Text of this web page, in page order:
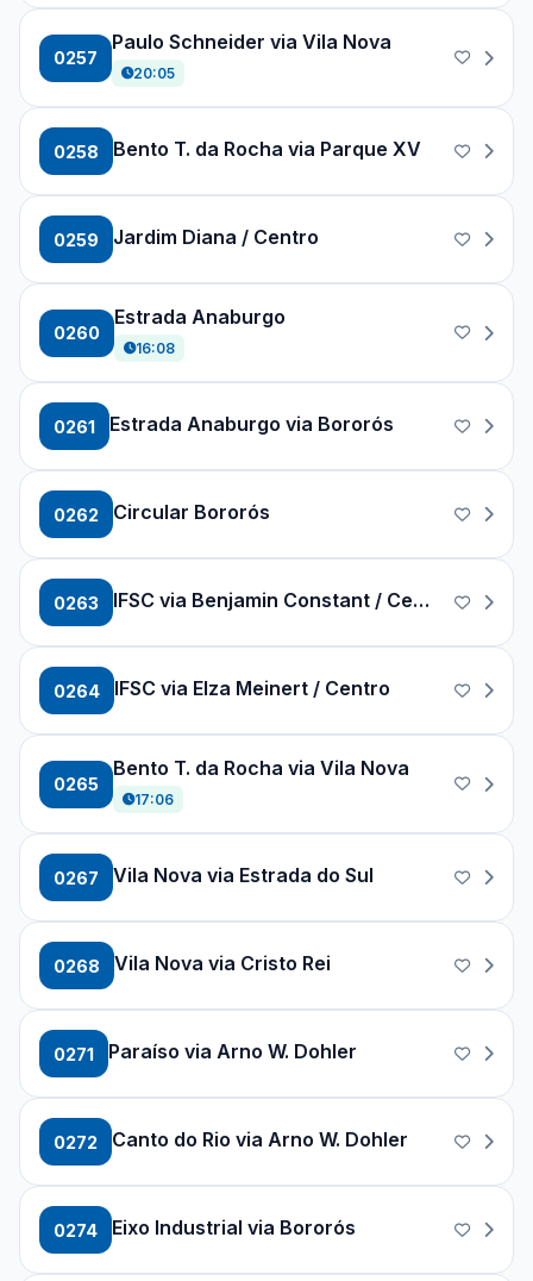
0257
Paulo Schneider via Vila Nova
20:05
0258 Bento T. da Rocha via Parque XV
0259 Jardim Diana / Centro
0260
Estrada Anaburgo
16:08
0261 Estrada Anaburgo via Bororós
0262 Circular Bororós
0263 IFSC via Benjamin Constant / Centro
0264 IFSC via Elza Meinert / Centro
0265
Bento T. da Rocha via Vila Nova
17:06
0267 Vila Nova via Estrada do Sul
0268 Vila Nova via Cristo Rei
0271 Paraíso via Arno W. Dohler
0272 Canto do Rio via Arno W. Dohler
0274 Eixo Industrial via Bororós